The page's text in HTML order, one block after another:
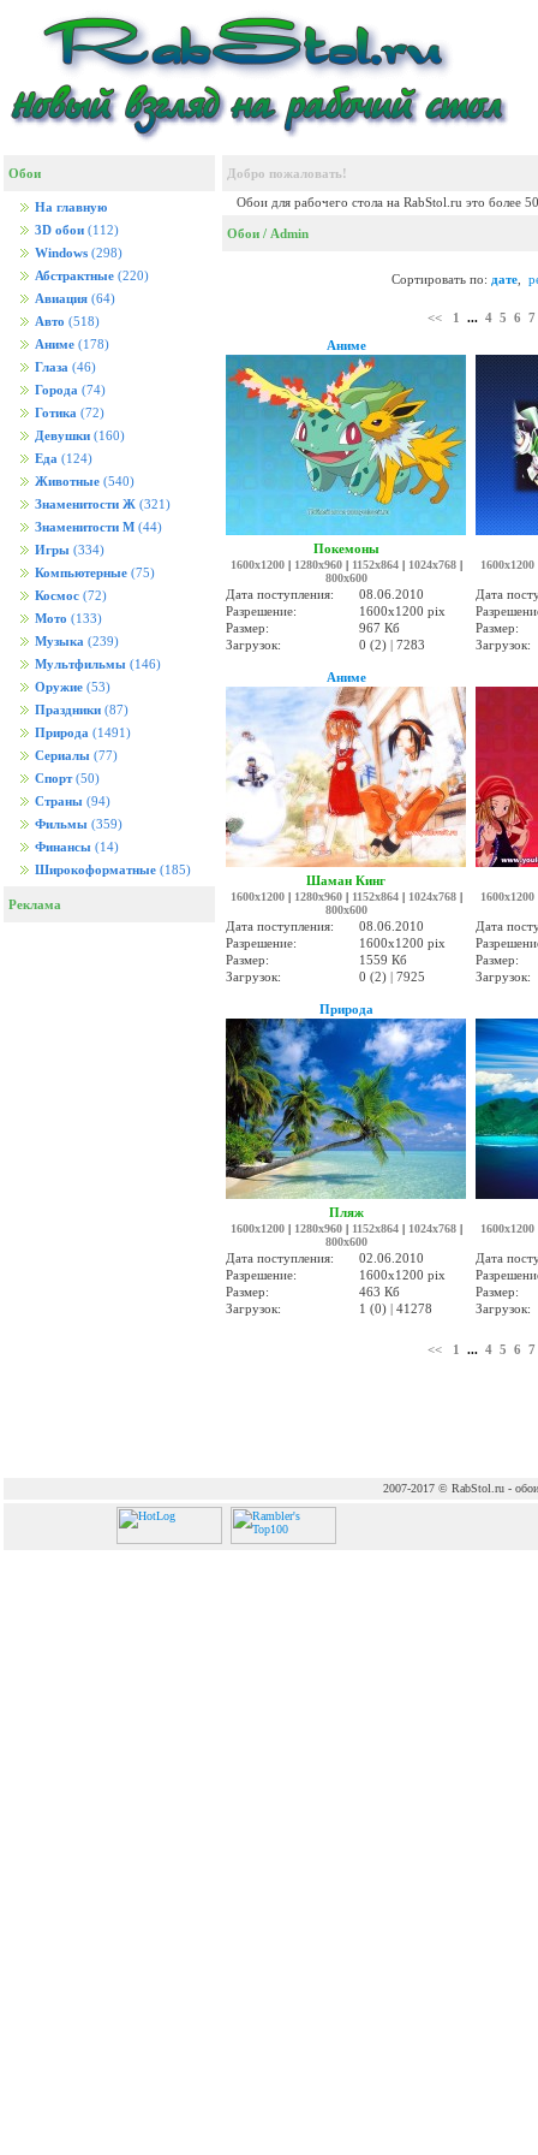
Обои
На главную
3D обои (112)
Windows (298)
Абстрактные (220)
Авиация (64)
Авто (518)
Аниме (178)
Глаза (46)
Города (74)
Готика (72)
Девушки (160)
Еда (124)
Животные (540)
Знаменитости Ж (321)
Знаменитости М (44)
Игры (334)
Компьютерные (75)
Космос (72)
Мото (133)
Музыка (239)
Мультфильмы (146)
Оружие (53)
Праздники (87)
Природа (1491)
Сериалы (77)
Спорт (50)
Страны (94)
Фильмы (359)
Финансы (14)
Широкоформатные (185)
Реклама
Добро пожаловать!
Обои для рабочего стола на RabStol.ru это более
Обои / Admin
Сортировать по: дате
<< 1 ... 4 5 6 7
Аниме
Покемоны
1600x1200| 1280x960| 1152x864| 1024x768|
800x600
Дата поступления:
08.06.2010
Разрешение:
1600x1200 pix
Размер:
967 Кб
Загрузок:
0 (2) | 7283
1600x1200
Дата
Размер:
Загрузок:
Аниме
Шаман Кинг
1600x1200| 1280x960| 1152x864| 1024x768|
800x600
Дата поступления:
08.06.2010
Разрешение:
1600x1200 pix
Размер:
1559 Кб
Загрузок:
0 (2) | 7925
1600x1200
Дата
Размер:
Загрузок:
Природа
Пляж
1600x1200| 1280x960| 1152x864| 1024x768|
800x600
Дата поступления:
02.06.2010
Разрешение:
1600x1200 pix
Размер:
463 Кб
Загрузок:
1 (0) | 41278
1600x1200
Дата
Размер:
Загрузок:
<< 1 ... 4 5 6 7
2007-2017 © RabStol.ru - обои